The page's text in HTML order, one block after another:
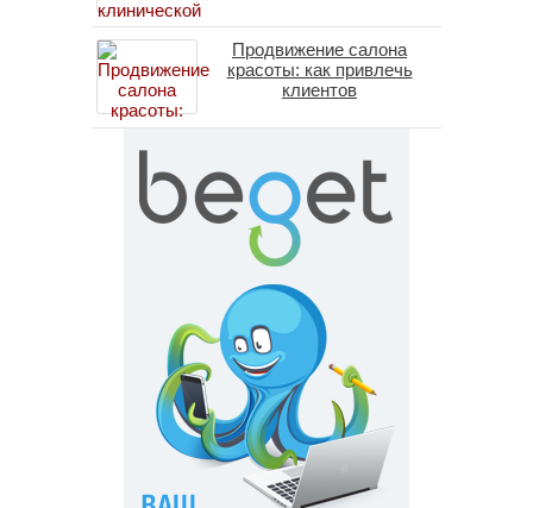
специалистов в 2026 году
Продвижение салона
красоты: как привлечь
клиентов